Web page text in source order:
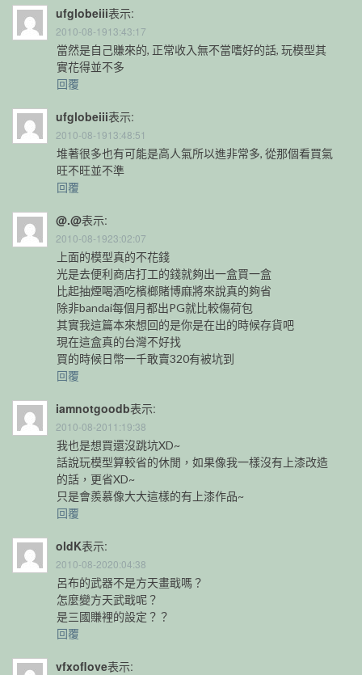
ufglobeiii表示:
2010-08-1913:43:17
當然是自己賺來的, 正常收入無不當嗜好的話, 玩模型其
實花得並不多
回覆
ufglobeiii表示:
2010-08-1913:48:51
堆著很多也有可能是高人氣所以進非常多, 從那個看買氣
旺不旺並不準
回覆
@.@表示:
2010-08-1923:02:07
上面的模型真的不花錢
光是去便利商店打工的錢就夠出一盒買一盒
比起抽煙喝酒吃檳榔賭博麻將來說真的夠省
除非bandai每個月都出PG就比較傷荷包
其實我這篇本來想回的是你是在出的時候存貨吧
現在這盒真的台灣不好找
買的時候日幣一千敢賣320有被坑到
回覆
iamnotgoodb表示:
2010-08-2011:19:38
我也是想買還沒跳坑XD~
話說玩模型算較省的休閒，如果像我一樣沒有上漆改造
的話，更省XD~
只是會羨慕像大大這樣的有上漆作品~
回覆
oldK表示:
2010-08-2020:04:38
呂布的武器不是方天畫戢嗎？
怎麼變方天武戢呢？
是三國賺裡的設定？？
回覆
vfxoflove表示: